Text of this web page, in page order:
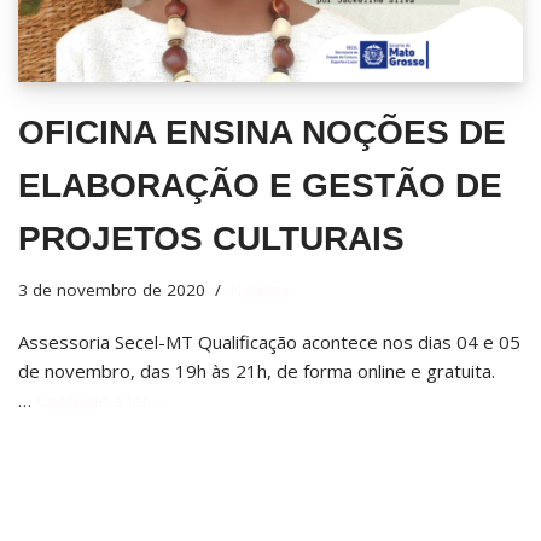
OFICINA ENSINA NOÇÕES DE
ELABORAÇÃO E GESTÃO DE
PROJETOS CULTURAIS
3 de novembro de 2020
Assessoria Secel-MT Qualificação acontece nos dias 04 e 05
de novembro, das 19h às 21h, de forma online e gratuita.
…